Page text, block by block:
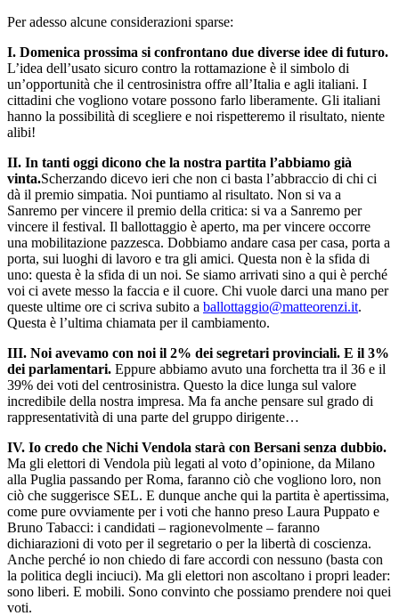
Per adesso alcune considerazioni sparse:
I. Domenica prossima si confrontano due diverse idee di futuro.
L’idea dell’usato sicuro contro la rottamazione è il simbolo di
un’opportunità che il centrosinistra offre all’Italia e agli italiani. I
cittadini che vogliono votare possono farlo liberamente. Gli italiani
hanno la possibilità di scegliere e noi rispetteremo il risultato, niente
alibi!
II. In tanti oggi dicono che la nostra partita l’abbiamo già
vinta.Scherzando dicevo ieri che non ci basta l’abbraccio di chi ci
dà il premio simpatia. Noi puntiamo al risultato. Non si va a
Sanremo per vincere il premio della critica: si va a Sanremo per
vincere il festival. Il ballottaggio è aperto, ma per vincere occorre
una mobilitazione pazzesca. Dobbiamo andare casa per casa, porta a
porta, sui luoghi di lavoro e tra gli amici. Questa non è la sfida di
uno: questa è la sfida di un noi. Se siamo arrivati sino a qui è perché
voi ci avete messo la faccia e il cuore. Chi vuole darci una mano per
queste ultime ore ci scriva subito a ballottaggio@matteorenzi.it.
Questa è l’ultima chiamata per il cambiamento.
III. Noi avevamo con noi il 2% dei segretari provinciali. E il 3%
dei parlamentari. Eppure abbiamo avuto una forchetta tra il 36 e il
39% dei voti del centrosinistra. Questo la dice lunga sul valore
incredibile della nostra impresa. Ma fa anche pensare sul grado di
rappresentatività di una parte del gruppo dirigente…
IV. Io credo che Nichi Vendola starà con Bersani senza dubbio.
Ma gli elettori di Vendola più legati al voto d’opinione, da Milano
alla Puglia passando per Roma, faranno ciò che vogliono loro, non
ciò che suggerisce SEL. E dunque anche qui la partita è apertissima,
come pure ovviamente per i voti che hanno preso Laura Puppato e
Bruno Tabacci: i candidati – ragionevolmente – faranno
dichiarazioni di voto per il segretario o per la libertà di coscienza.
Anche perché io non chiedo di fare accordi con nessuno (basta con
la politica degli inciuci). Ma gli elettori non ascoltano i propri leader:
sono liberi. E mobili. Sono convinto che possiamo prendere noi quei
voti.